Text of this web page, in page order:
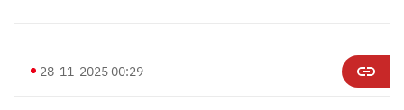
28-11-2025 00:29